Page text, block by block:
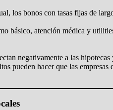
los bonos con tasas fijas de
básico, atención médica y
negativamente a las
pueden hacer que las